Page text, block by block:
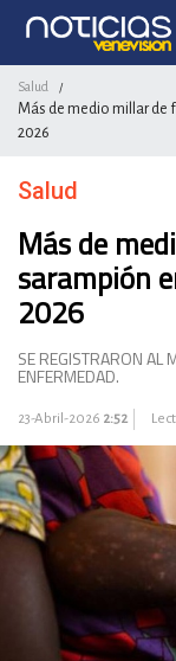
Salud /
Más de medio millar de
2026
Salud
Más de
sarampión
2026
SE REGISTRARON AL
ENFERMEDAD.
23-Abril-2026 2:52